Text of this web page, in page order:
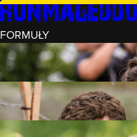
FORMUŁY
INTRO (¼)
15 PRZESZKÓD
3
REKRUT (½)
30 PRZESZKÓD
6
RUNMAGEDDON